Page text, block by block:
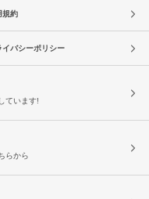
規約
イバシーポリシー
ています!
らから